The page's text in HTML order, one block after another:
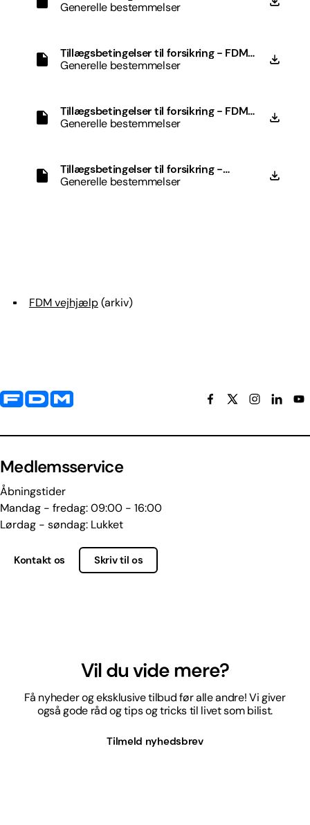
Generelle bestemmelser
Tillægsbetingelser til forsikring - FDM
Kombi
Generelle bestemmelser
Tillægsbetingelser til forsikring - FDM
Komplet
Generelle bestemmelser
Tillægsbetingelser til forsikring -
motorcykel, trailer og campingvogn
Generelle bestemmelser
FDM vejhjælp(arkiv)
Yderligere information og kontaktoplysninger
Medlemsservice
Åbningstider
Mandag - fredag: 09:00 - 16:00
Lørdag - søndag: Lukket
Kontakt os Skriv til os
Vil du vide mere?
Få nyheder og eksklusive tilbud før alle andre! Vi giver
også gode råd og tips og tricks til livet som bilist.
Tilmeld nyhedsbrev